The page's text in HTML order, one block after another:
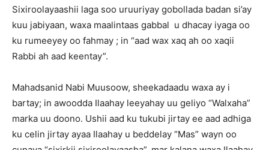
Sixiroolayaashii laga soo uruuriyay gobollada badan si’ay
kuu jabiyaan, waxa maalintaas gabbal u dhacay iyaga oo
ku rumeeyey oo fahmay ; in “aad wax xaq ah oo xaqii
Rabbi ah aad keentay”.
Mahadsanid Nabi Muusoow, sheekadaadu waxa ay i
bartay; in awoodda Ilaahay leeyahay uu geliyo “Walxaha”
marka uu doono. Ushii aad ku tukubi jirtay ee aad adhiga
ku celin jirtay ayaa Ilaahay u beddelay “Mas” wayn oo